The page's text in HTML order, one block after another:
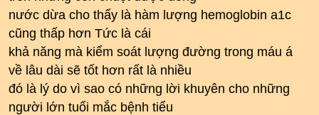
nước dừa cho thấy là hàm lượng hemoglobin a1c
cũng thấp hơn Tức là cái
khả năng mà kiểm soát lượng đường trong máu á
về lâu dài sẽ tốt hơn rất là nhiều
đó là lý do vì sao có những lời khuyên cho những
người lớn tuổi mắc bệnh tiểu